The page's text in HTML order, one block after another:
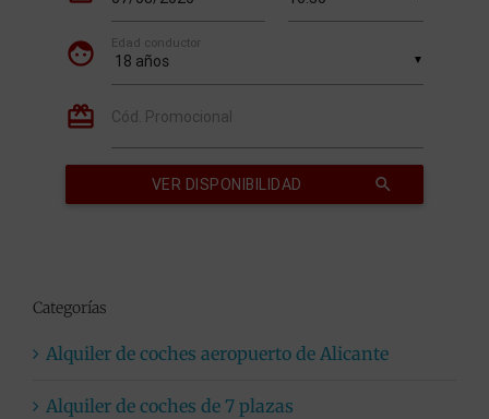
Categorías
Alquiler de coches aeropuerto de Alicante
Alquiler de coches de 7 plazas